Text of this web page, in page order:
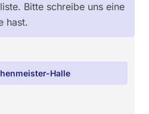
Bitte schreibe uns eine
hast.
Halle